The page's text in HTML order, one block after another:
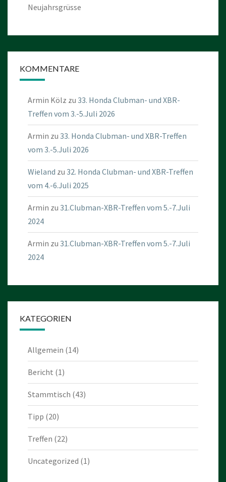
Neujahrsgrüsse
KOMMENTARE
Armin Kölz zu 33. Honda Clubman- und XBR-
Treffen vom 3.-5.Juli 2026
Armin zu 33. Honda Clubman- und XBR-Treffen
vom 3.-5.Juli 2026
Wieland zu 32. Honda Clubman- und XBR-Treffen
vom 4.-6.Juli 2025
Armin zu 31.Clubman-XBR-Treffen vom 5.-7.Juli
2024
Armin zu 31.Clubman-XBR-Treffen vom 5.-7.Juli
2024
KATEGORIEN
Allgemein (14)
Bericht (1)
Stammtisch (43)
Tipp (20)
Treffen (22)
Uncategorized (1)